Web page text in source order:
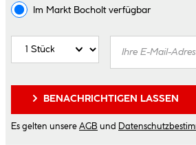
Im Markt Bocholtverfügbar
BENACHRICHTIGEN LASSEN
Es gelten unsere AGB und